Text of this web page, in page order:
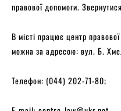
правової допомоги.
В місті працює центр
можна за адресою: вул. Б.
Телефон: (044) 202-71-80;